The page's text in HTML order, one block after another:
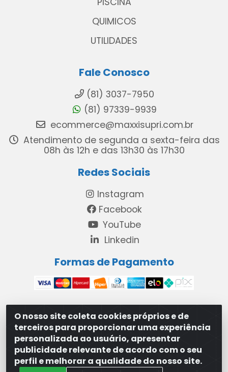
O nosso site coleta cookies próprios e de
terceiros para proporcionar uma experiência
personalizada ao usuário, apresentar
publicidade relevante de acordo com o seu
perfil e melhorar a qualidade do nosso site.
QUIMICOS
UTILIDADES
Fale Conosco
(81) 3037-7950
(81) 97339-9939
ecommerce@maxxisupri.com.br
Atendimento de segunda a sexta-feira das
08h às 12h e das 13h30 às 17h30
Redes Sociais
Instagram
Facebook
YouTube
Linkedin
Formas de Pagamento
MAXXISUPRI COMÉRCIO DE SANEANTES LTDA - Avenida
Antônio Cabral de Souza, 2872 - Maranguape II -
Paulista/PE - CEP 53.421-420 - 31.329.180/0001-83